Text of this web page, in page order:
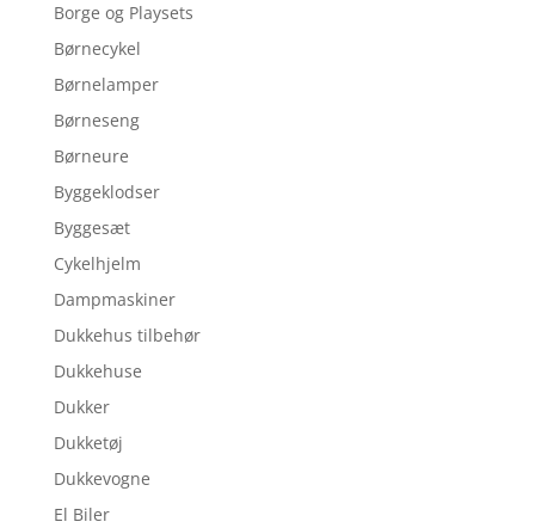
Borge og Playsets
Børnecykel
Børnelamper
Børneseng
Børneure
Byggeklodser
Byggesæt
Cykelhjelm
Dampmaskiner
Dukkehus tilbehør
Dukkehuse
Dukker
Dukketøj
Dukkevogne
El Biler